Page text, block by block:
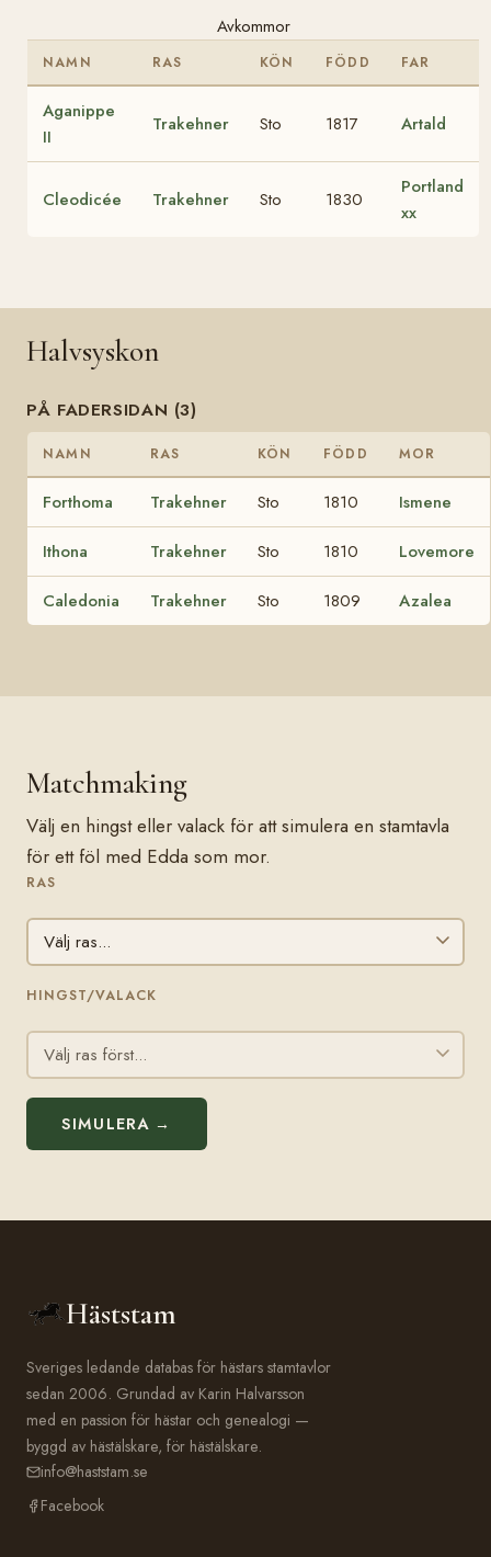
Avkommor
NAMN RAS KÖN FÖDD FAR
Aganippe
II
Trakehner Sto 1817 Artald
Cleodicée Trakehner Sto 1830
Portland
xx
Halvsyskon
PÅ FADERSIDAN (3)
NAMN RAS KÖN FÖDD MOR
Forthoma Trakehner Sto 1810 Ismene
Ithona Trakehner Sto 1810 Lovemore
Caledonia Trakehner Sto 1809 Azalea
Matchmaking
Välj en hingst eller valack för att simulera en stamtavla
för ett föl med Edda som mor.
RAS
HINGST/VALACK
SIMULERA →
Häststam
Sveriges ledande databas för hästars stamtavlor
sedan 2006. Grundad av Karin Halvarsson
med en passion för hästar och genealogi —
byggd av hästälskare, för hästälskare.
info@haststam.se
Facebook